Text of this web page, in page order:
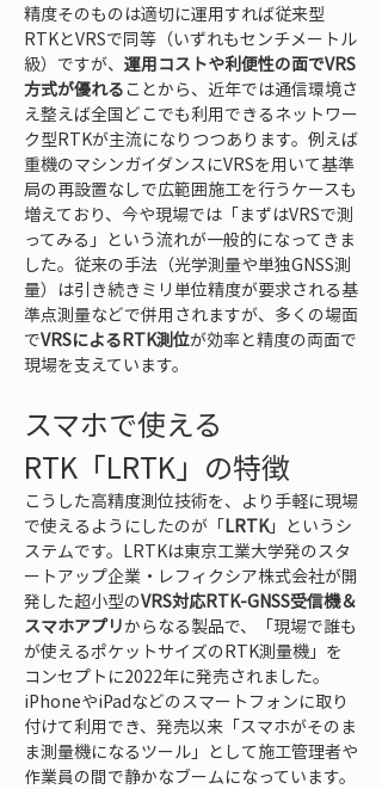
精度そのものは適切に運用すれば従来型
RTKとVRSで同等（いずれもセンチメートル
級）ですが、 運用コストや利便性の面でVRS
方式が優れることから、近年では通信環境さ
え整えば全国どこでも利用できるネットワー
ク型RTKが主流になりつつあります。例えば
重機のマシンガイダンスにVRSを用いて基準
局の再設置なしで広範囲施工を行うケースも
増えており、今や現場では「まずはVRSで測
ってみる」という流れが一般的になってきま
した。従来の手法（光学測量や単独GNSS測
量）は引き続きミリ単位精度が要求される基
準点測量などで併用されますが、多くの場面
でVRSによるRTK測位が効率と精度の両面で
現場を支えています。
スマホで使える
RTK「LRTK」の特徴
こうした高精度測位技術を、より手軽に現場
で使えるようにしたのが「LRTK」というシ
ステムです。LRTKは東京工業大学発のスタ
ートアップ企業・レフィクシア株式会社が開
発した超小型のVRS対応RTK-GNSS受信機＆
スマホアプリからなる製品で、「現場で誰も
が使えるポケットサイズのRTK測量機」を
コンセプトに2022年に発売されました。
iPhoneやiPadなどのスマートフォンに取り
付けて利用でき、発売以来「スマホがそのま
ま測量機になるツール」として施工管理者や
作業員の間で静かなブームになっています。